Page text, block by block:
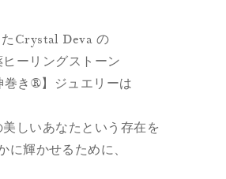
たCrystal Deva の
ヒーリングストーン
巻き®】ジュエリーは
しいあなたという存在を
に輝かせるために、